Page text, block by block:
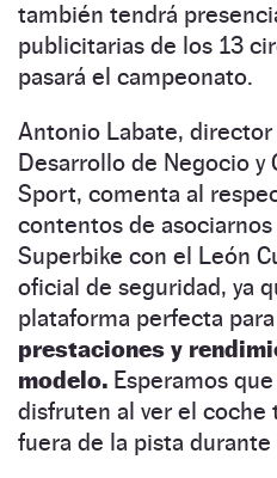
también tendrá
publicitarias de los 13
pasará el campeonato.
Antonio Labate, director
Desarrollo de Negocio y
Sport, comenta al
contentos de
Superbike con el León
oficial de seguridad, ya
plataforma perfecta para
prestaciones y
modelo. Esperamos
disfruten al ver el
fuera de la pista